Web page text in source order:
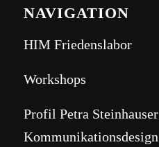
NAVIGATION
HIM Friedenslabor
Workshops
Profil Petra Steinhauser
Kommunikationsdesign